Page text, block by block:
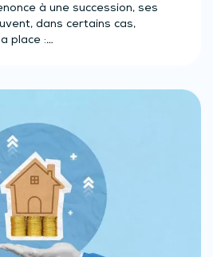
à une succession, ses
dans certains cas,
place :…